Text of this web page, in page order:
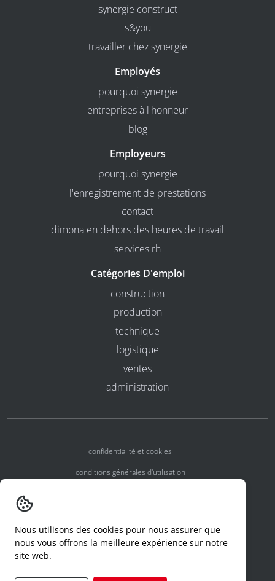
synergie construct
s&you
travailler chez synergie
Employés
pourquoi synergie
entreprises à l'honneur
blog
Employeurs
pourquoi synergie
l'enregistrement de prestations
contact
dimona en dehors des heures de travail
services rh
Catégories D'emploi
construction
production
technique
logistique
ventes
administration
confidentialité et cookies
conditions générales d'utilisation
declaration d'un incident
formulaire de demande d'accès
Nous utilisons des cookies pour nous assurer que
nous vous offrons la meilleure expérience sur notre
site web.